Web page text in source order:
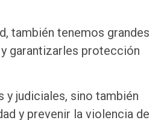
también tenemos grandes
garantizarles protección
judiciales, sino también
y prevenir la violencia de